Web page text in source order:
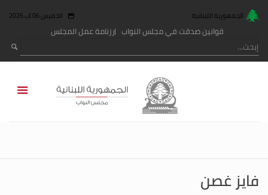
الجمهورية اللبنانية الخميس 06 آب 2026
قوانين صدقت في مجلس النواب رزنامة عمل المجلس
فايز غصن